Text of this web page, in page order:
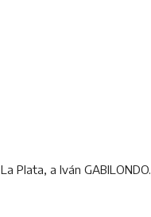
Plata, a Iván GABILONDO.